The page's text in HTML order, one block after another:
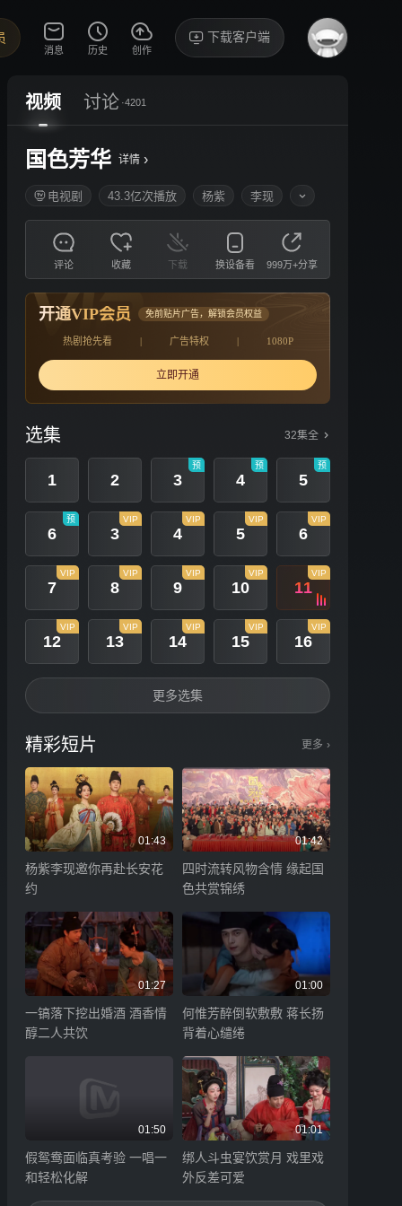
消息 历史 创作
下载客户端
视频 讨论 ·4201
国色芳华 详情 ›
电视剧 43.3亿次播放 杨紫 李现
评论 收藏 下载 换设备看 999万+分享
开通VIP会员 免前贴片广告，解锁会员权益
热剧抢先看 | 广告特权 | 1080P
立即开通
选集 32集全
1 2 3
预
4
预
5
预
6
预
3
VIP
4
VIP
5
VIP
6
VIP
7
VIP
8
VIP
9
VIP
10
VIP
11
VIP
12
VIP
13
VIP
14
VIP
15
VIP
16
VIP
更多选集
精彩短片 更多 ›
01:43
杨紫李现邀你再赴长安花
约
01:42
四时流转风物含情 缘起国
色共赏锦绣
01:27
一镐落下挖出婚酒 酒香情
醇二人共饮
01:00
何惟芳醉倒软敷敷 蒋长扬
背着心缱绻
01:50
假鸳鸯面临真考验 一唱一
和轻松化解
01:01
绑人斗虫宴饮赏月 戏里戏
外反差可爱